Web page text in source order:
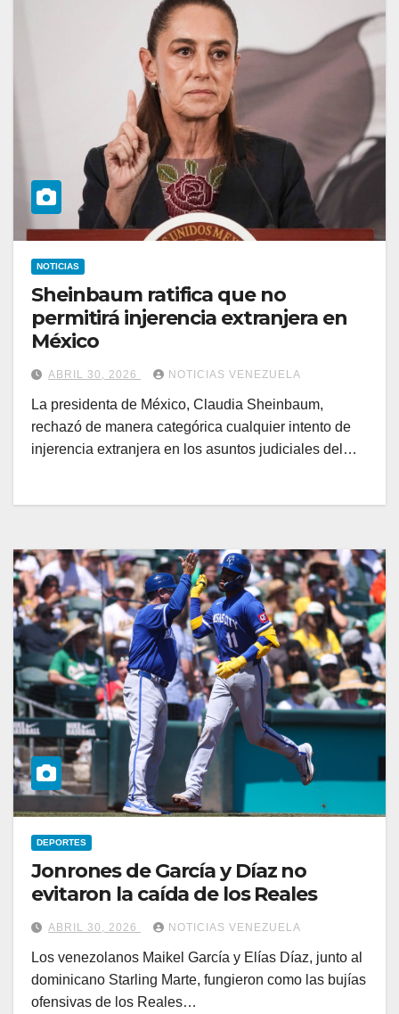
NOTICIAS
Sheinbaum ratifica que no
permitirá injerencia extranjera en
México
ABRIL 30, 2026 NOTICIAS VENEZUELA
La presidenta de México, Claudia Sheinbaum,
rechazó de manera categórica cualquier intento de
injerencia extranjera en los asuntos judiciales del…
DEPORTES
Jonrones de García y Díaz no
evitaron la caída de los Reales
ABRIL 30, 2026 NOTICIAS VENEZUELA
Los venezolanos Maikel García y Elías Díaz, junto al
dominicano Starling Marte, fungieron como las bujías
ofensivas de los Reales…